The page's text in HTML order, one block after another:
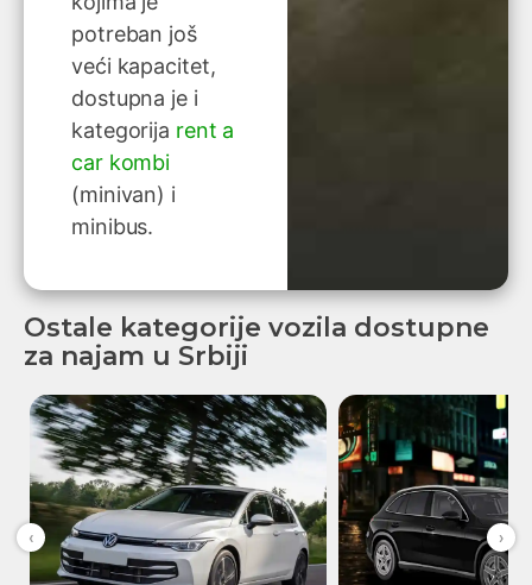
potreban još
veći kapacitet,
dostupna je i
kategorija rent a
car kombi
(minivan) i
minibus.
Ostale kategorije vozila dostupne
za najam u Srbiji
‹ ›